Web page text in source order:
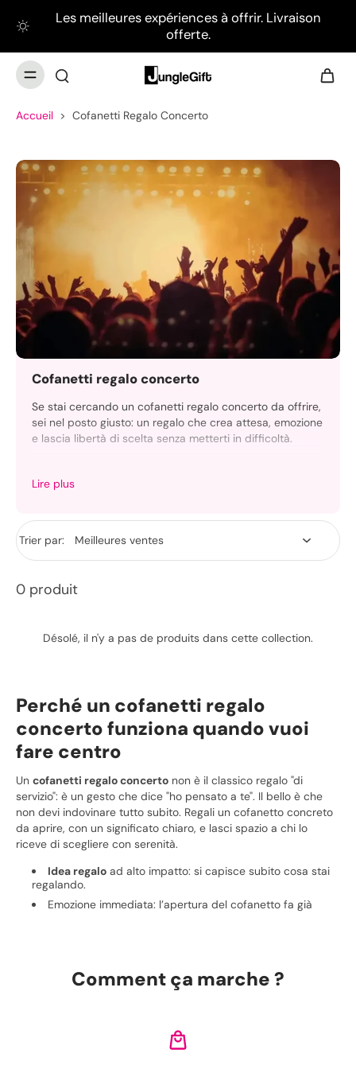
Les meilleures expériences à offrir. Livraison
offerte.
Accueil > Cofanetti Regalo Concerto
Cofanetti regalo concerto
Se stai cercando un cofanetti regalo concerto da offrire,
sei nel posto giusto: un regalo che crea attesa, emozione
e lascia libertà di scelta senza metterti in difficoltà.
per chi preferisce decidere con calma: così fai centro
Lire plus
Trier par:
0 produit
Désolé, il n'y a pas de produits dans cette collection.
Perché un cofanetti regalo
concerto funziona quando vuoi
fare centro
Un cofanetti regalo concerto non è il classico regalo "di
servizio": è un gesto che dice "ho pensato a te". Il bello è che
non devi indovinare tutto subito. Regali un cofanetto concreto
da aprire, con un significato chiaro, e lasci spazio a chi lo
riceve di scegliere con serenità.
Idea regaload alto impatto: si capisce subito cosa stai
regalando.
Emozione immediata: l’apertura del cofanetto fa già
Cosa trovi dentro: cofanetto,
cofanetti regalo concerto
Comment ça marche ?